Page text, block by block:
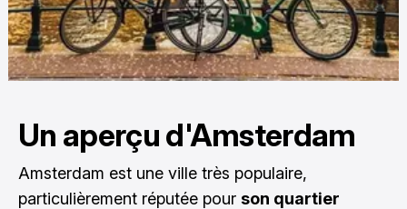
Un aperçu d'Amsterdam
Amsterdam est une ville très populaire,
particulièrement réputée pour son quartier